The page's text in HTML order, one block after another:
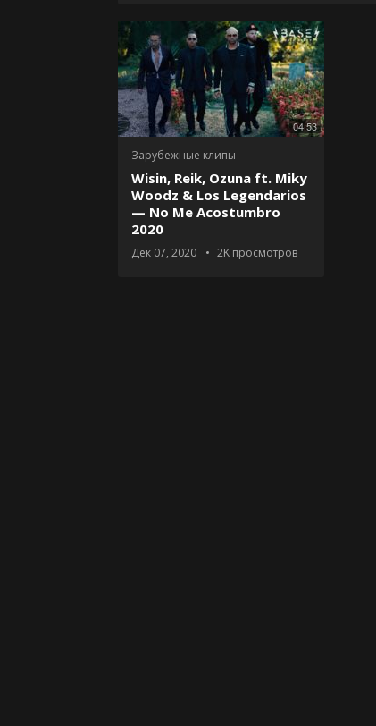
04:53
Зарубежные клипы
Wisin, Reik, Ozuna ft. Miky
Woodz & Los Legendarios
— No Me Acostumbro
2020
Дек 07, 2020 2K просмотров